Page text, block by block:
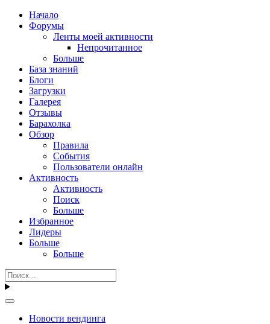
Начало
Форумы
Ленты моей активности
Непрочитанное
Больше
База знаний
Блоги
Загрузки
Галерея
Отзывы
Барахолка
Обзор
Правила
События
Пользователи онлайн
Активность
Активность
Поиск
Больше
Избранное
Лидеры
Больше
Больше
Новости вендинга